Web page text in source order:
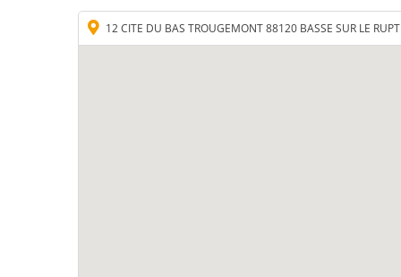
12 CITE DU BAS TROUGEMONT 88120 BASSE SUR LE RUPT